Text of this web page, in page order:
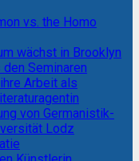
vs. the Homo
wächst in Brooklyn
Seminaren
Arbeit als
von Germanistik-
Lodz